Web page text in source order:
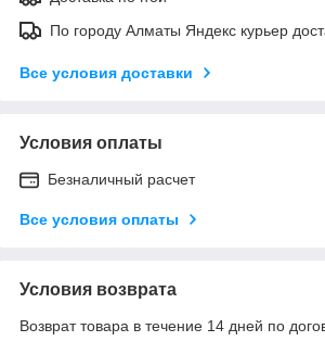
По городу Алматы Яндекс курьер
Все условия доставки
Условия оплаты
Безналичный расчет
Все условия оплаты
Условия возврата
Возврат товара в течение 14 дней по